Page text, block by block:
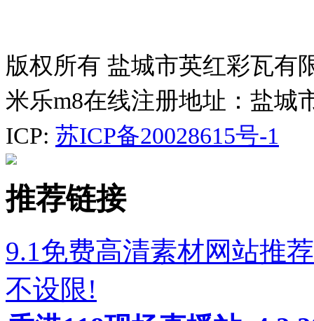
版权所有 盐城市英红彩瓦有
米乐m8在线注册地址：盐城
ICP: 苏ICP备20028615号-1
推荐链接
9.1免费高清素材网站推
不设限!